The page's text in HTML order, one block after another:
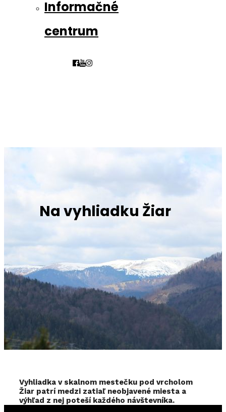
Informačné
centrum
Na vyhliadku Žiar
Vyhliadka v skalnom mestečku pod vrcholom
Žiar patrí medzi zatiaľ neobjavené miesta a
výhľad z nej poteší každého návštevníka.